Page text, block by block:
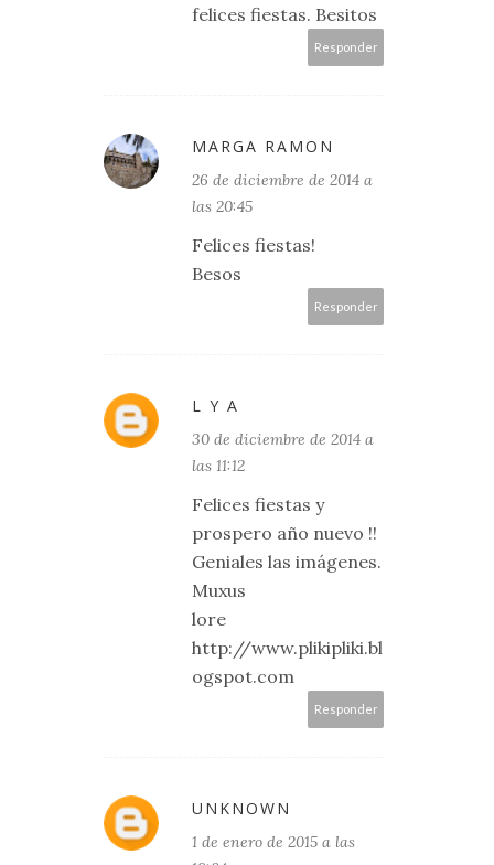
felices fiestas. Besitos
Responder
MARGA RAMON
26 de diciembre de 2014 a
las 20:45
Felices fiestas!
Besos
Responder
L Y A
30 de diciembre de 2014 a
las 11:12
Felices fiestas y
prospero año nuevo !!
Geniales las imágenes.
Muxus
lore
http://www.plikipliki.bl
ogspot.com
Responder
UNKNOWN
1 de enero de 2015 a las